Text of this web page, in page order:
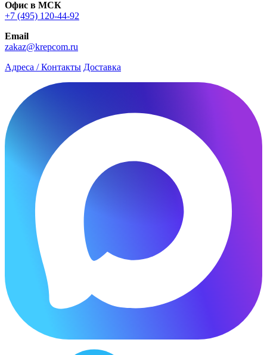
Офис в МСК
+7 (495) 120-44-92
Email
zakaz@krepcom.ru
Адреса / Контакты Доставка